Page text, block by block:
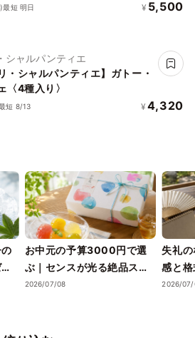
最短 明日 ¥ 5,500
シャルパンティエ
・シャルパンティエ】ガトー・
〈4種入り〉
短 8/13 ¥ 4,320
お中元の予算3000円で選
ぶ｜センスが光る絶品スイ
ーツギフトと失敗しない選
2026/07/08
失礼
感と
ツギフ
2026/07/